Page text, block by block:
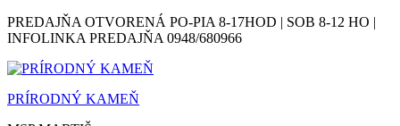
Skip
to
PREDAJŇA OTVORENÁ PO-PIA 8-17HOD | SOB 8-12 HO |
INFOLINKA PREDAJŇA 0948/680966
PRÍRODNÝ KAMEŇ